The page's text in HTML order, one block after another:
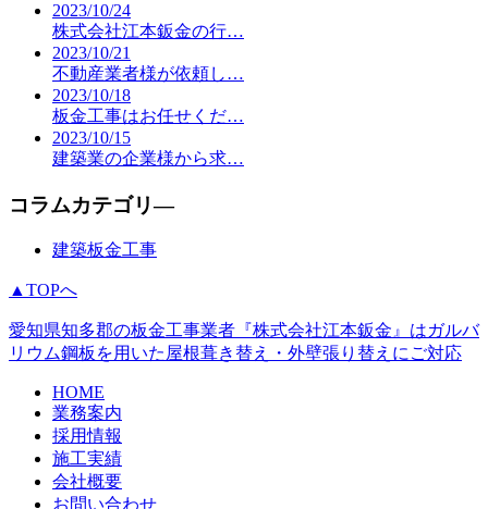
2023/10/24
株式会社江本鈑金の行…
2023/10/21
不動産業者様が依頼し…
2023/10/18
板金工事はお任せくだ…
2023/10/15
建築業の企業様から求…
コラムカテゴリ―
建築板金工事
▲TOPへ
愛知県知多郡の板金工事業者『株式会社江本鈑金』はガルバ
リウム鋼板を用いた屋根葺き替え・外壁張り替えにご対応
HOME
業務案内
採用情報
施工実績
会社概要
お問い合わせ